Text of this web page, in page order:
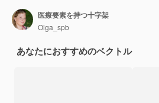
医療要素を持つ十字架
Olga_spb
あなたにおすすめのベクトル